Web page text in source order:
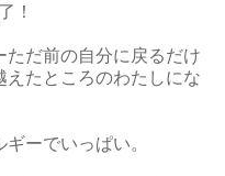
！
ただ前の自分に戻るだけ
えたところのわたしにな
ーでいっぱい。